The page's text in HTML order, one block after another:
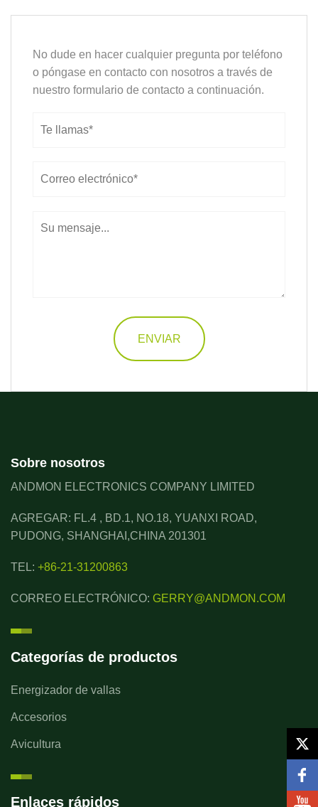
No dude en hacer cualquier pregunta por teléfono
o póngase en contacto con nosotros a través de
nuestro formulario de contacto a continuación.
ENVIAR
Sobre nosotros
ANDMON ELECTRONICS COMPANY LIMITED
AGREGAR: FL.4 , BD.1, NO.18, YUANXI ROAD,
PUDONG, SHANGHAI,CHINA 201301
TEL: +86-21-31200863
CORREO ELECTRÓNICO: GERRY@ANDMON.COM
Categorías de productos
Energizador de vallas
Accesorios
Avicultura
Enlaces rápidos